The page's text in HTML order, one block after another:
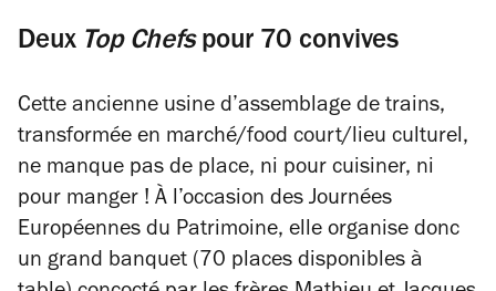
Deux Top Chefspour 70 convives
Cette ancienne usine d’assemblage de trains,
transformée en marché/food court/lieu culturel,
ne manque pas de place, ni pour cuisiner, ni
pour manger ! À l’occasion des Journées
Européennes du Patrimoine, elle organise donc
un grand banquet (70 places disponibles à